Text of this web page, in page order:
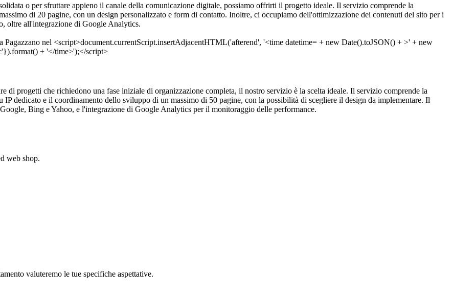
o per sfruttare appieno il canale della comunicazione digitale, possiamo offrirti il progetto ideale. Il servizio comprende la
di 20 pagine, con un design personalizzato e form di contatto. Inoltre, ci occupiamo dell'ottimizzazione dei contenuti del sito per i
oltre all'integrazione di Google Analytics.
di progetti che richiedono una fase iniziale di organizzazione completa, il nostro servizio è la scelta ideale. Il servizio comprende la
dedicato e il coordinamento dello sviluppo di un massimo di 50 pagine, con la possibilità di scegliere il design da implementare. Il
Bing e Yahoo, e l'integrazione di Google Analytics per il monitoraggio delle performance.
web shop.
valuteremo le tue specifiche aspettative.